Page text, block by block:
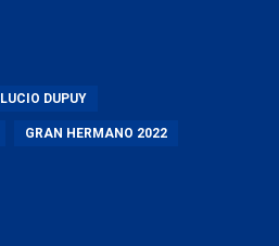
LUCIO DUPUY
GRAN HERMANO 2022